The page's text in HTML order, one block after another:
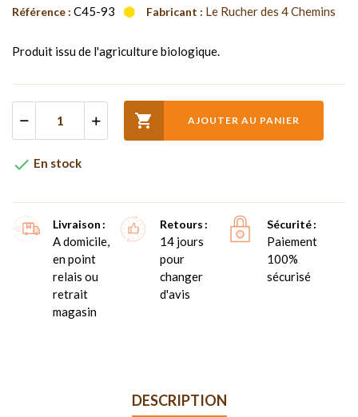
Référence : C45-93 Fabricant : Le Rucher des 4 Chemins
Produit issu de l'agriculture biologique.
 AJOUTER AU PANIER
 En stock
Livraison
A domicile,
en point
relais ou
retrait
magasin
Retours
14 jours
pour
changer
d'avis
Sécurité
Paiement
100%
sécurisé
DESCRIPTION